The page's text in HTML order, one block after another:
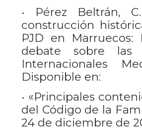
• Pérez Beltrán,
construcción
PJD en
debate sobre las
Internacionales
Disponible en:
• «Principales
del Código de la
24 de diciembre de